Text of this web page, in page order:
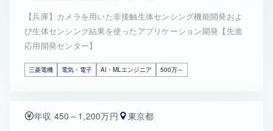
【兵庫】カメラを用いた非接触生体センシング機能開発およ
び生体センシング結果を使ったアプリケーション開発【先進
応用開発センター】
三菱電機 電気・電子 AI・MLエンジニア 500万～
年収 450～1,200万円 東京都